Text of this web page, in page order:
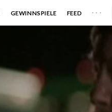
GEWINNSPIELE FEED . . .